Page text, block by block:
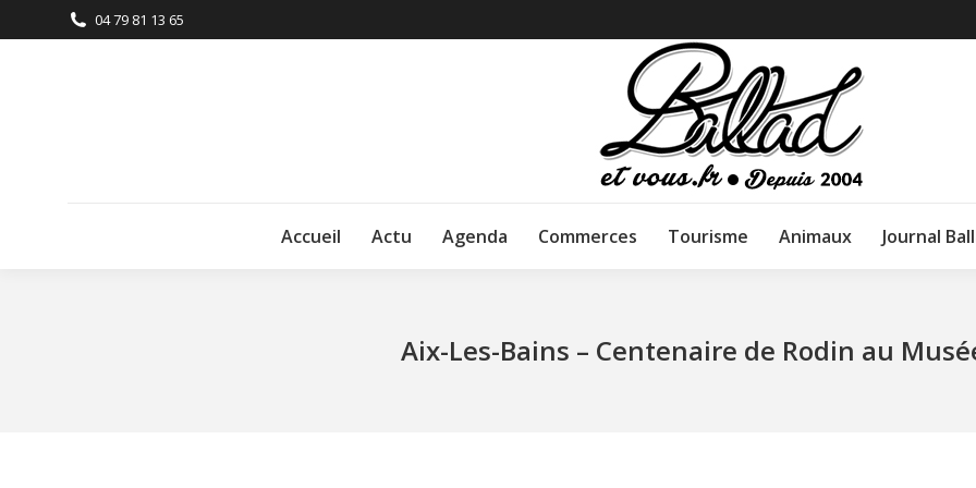
04 79 81 13 65
Accueil Actu Agenda Commerces Tourisme Animaux Journal
Aix-Les-Bains – Centenaire de Rodin au